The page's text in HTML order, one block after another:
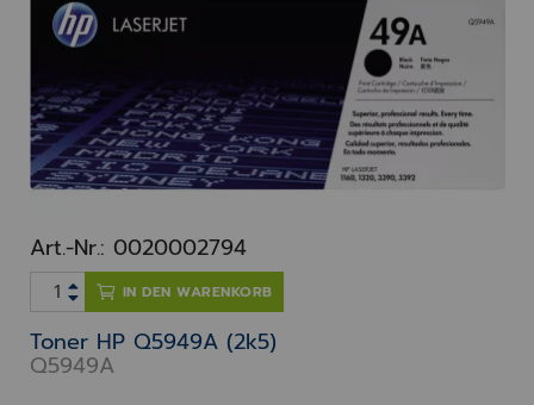
Art.-Nr.: 0020002794
IN DEN WARENKORB
Toner HP Q5949A (2k5)
Q5949A